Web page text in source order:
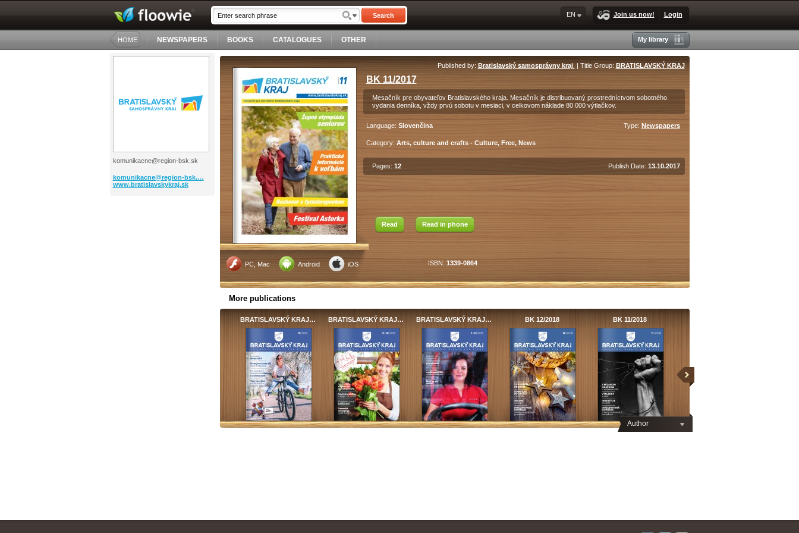
Search Join us now! Login
EN
HOME NEWSPAPERS BOOKS CATALOGUES OTHER My library
komunikacne@region-bsk.sk
komunikacne@region-bsk.…
www.bratislavskykraj.sk
PC, Mac Android iOS ISBN: 1339-0864
Published by: Bratislavský samosprávny kraj | Title Group: BRATISLAVSKÝ KRAJ
BK 11/2017
Mesačník pre obyvateľov Bratislavského kraja. Mesačník je distribuovaný prostredníctvom sobotného
vydania denníka, vždy prvú sobotu v mesiaci, v celkovom náklade 80 000 výtlačkov.
Language: Slovenčina Type: Newspapers
Category: Arts, culture and crafts - Culture, Free, News
Pages: 12 Publish Date: 13.10.2017
Read Read in phone
More publications
Author
BRATISLAVSKÝ KRAJ… BRATISLAVSKÝ KRAJ… BRATISLAVSKÝ KRAJ… BK 12/2018 BK 11/2018